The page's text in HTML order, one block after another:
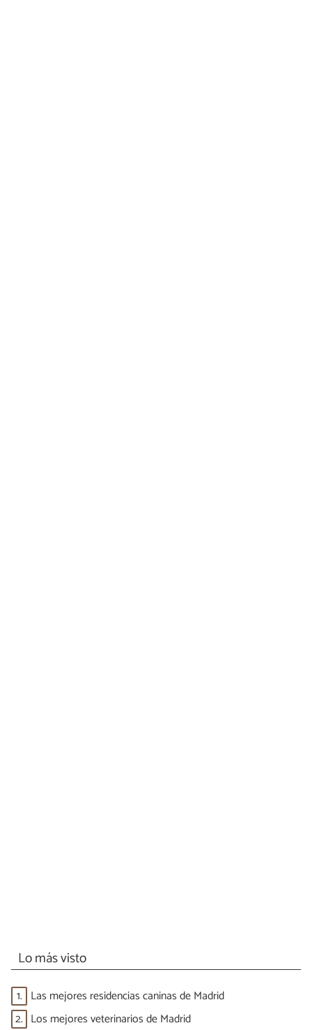
Lo más visto
1. Las mejores residencias caninas de Madrid
2. Los mejores veterinarios de Madrid